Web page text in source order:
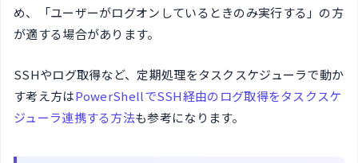
め、「ユーザーがログオンしているときのみ実行する」の方
が適する場合があります。
SSHやログ取得など、定期処理をタスクスケジューラで動か
す考え方はPowerShellでSSH経由のログ取得をタスクスケ
ジューラ連携する方法も参考になります。